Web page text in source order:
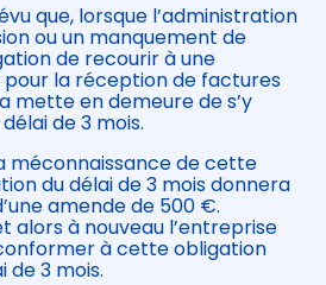
que, lorsque l’administration
ou un manquement de
de recourir à une
la réception de factures
mette en demeure de s’y
de 3 mois.
méconnaissance de cette
du délai de 3 mois donnera
amende de 500 €.
alors à nouveau l’entreprise
à cette obligation
de 3 mois.